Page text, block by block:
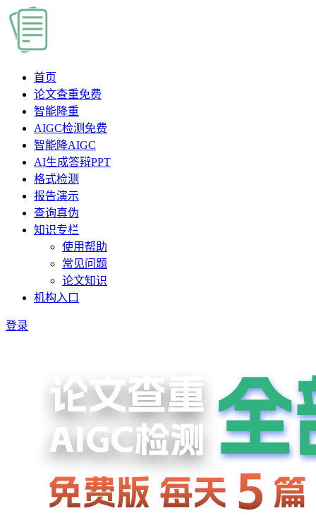
首页
论文查重免费
智能降重
AIGC检测 免费
智能降AIGC
AI生成答辩PPT
格式检测
报告演示
查询真伪
知识专栏
使用帮助
常见问题
论文知识
机构入口
登录